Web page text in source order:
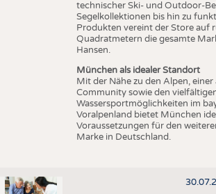
technischer Ski- und Outdoor-
Segelkollektionen bis hin zu
Produkten vereint der Store auf
Quadratmetern die gesamte
Hansen.
München als idealer Standort
Mit der Nähe zu den Alpen,
Community sowie den
Wassersportmöglichkeiten im
Voralpenland bietet München
Voraussetzungen für den
Marke in Deutschland.